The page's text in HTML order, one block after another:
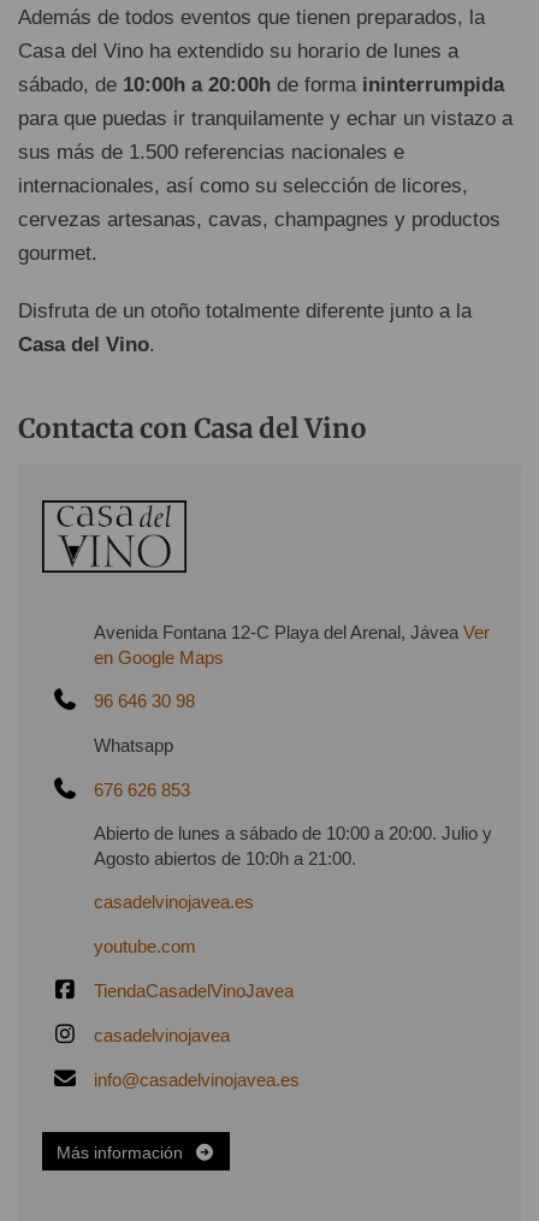
Además de todos eventos que tienen preparados, la
Casa del Vino ha extendido su horario de lunes a
sábado, de 10:00h a 20:00h de forma ininterrumpida
para que puedas ir tranquilamente y echar un vistazo a
sus más de 1.500 referencias nacionales e
internacionales, así como su selección de licores,
cervezas artesanas, cavas, champagnes y productos
gourmet.
Disfruta de un otoño totalmente diferente junto a la
Casa del Vino.
Contacta con Casa del Vino
Avenida Fontana 12-C Playa del Arenal, Jávea Ver
en Google Maps
96 646 30 98
Whatsapp
676 626 853
Abierto de lunes a sábado de 10:00 a 20:00. Julio y
Agosto abiertos de 10:0h a 21:00.
casadelvinojavea.es
youtube.com
TiendaCasadelVinoJavea
casadelvinojavea
info@casadelvinojavea.es
Más información